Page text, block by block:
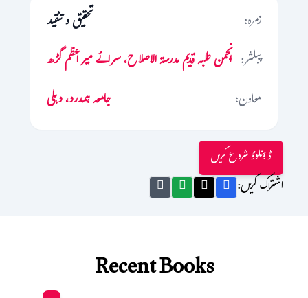
زمرہ:
تحقیق و تنقید
پبلشر: انجمن طلبہ قدیم مدرسۃ الاصلاح، سرائے میر اعظم گڑھ
معاون:
جامعہ ہمدرد، دہلی
ڈاؤنلوڈ شروع کریں
اشتراک کریں:
Recent Books